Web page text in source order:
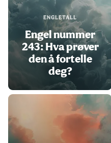
ENGLETALL
Engel nummer
243: Hva prøver
den å fortelle
deg?